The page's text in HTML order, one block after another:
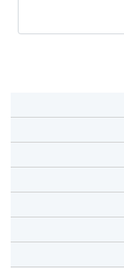
1.62
1.66